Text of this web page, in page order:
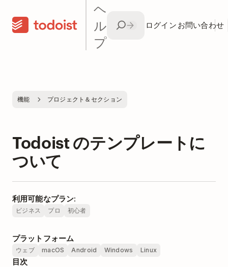
ヘ
ル
プ
ログイン お問い合わせ
機能 プロジェクト＆セクション
Todoist のテンプレートに
ついて
利用可能なプラン:
ビジネス プロ 初心者
プラットフォーム
ウェブ macOS Android Windows Linux
目次